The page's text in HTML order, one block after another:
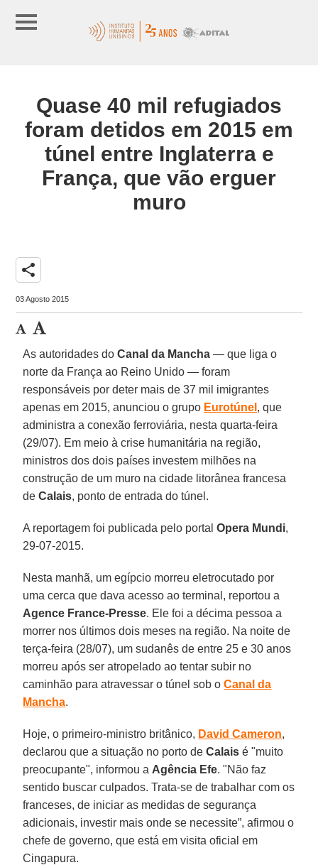
Quase 40 mil refugiados
foram detidos em 2015 em
túnel entre Inglaterra e
França, que vão erguer
muro
share
03 Agosto 2015
As autoridades doCanal da Mancha — que liga o
norte da França ao Reino Unido — foram
responsáveis por deter mais de 37 mil imigrantes
apenas em 2015, anunciou o grupo Eurotúnel , que
administra a conexão ferroviária, nesta quarta-feira
(29/07). Em meio à crise humanitária na região,
ministros dos dois países investem milhões na
construção de um muro na cidade litorânea francesa
deCalais, ponto de entrada do túnel.
A reportagem foi publicada pelo portalOpera Mundi,
29-07-2015.
Nesta manhã, um egípcio morreu eletrocutado por
uma cerca que dava acesso ao terminal, reportou a
Agence France-Presse. Ele foi a décima pessoa a
morrer nos últimos dois meses na região. Na noite de
terça-feira (28/07), um sudanês de entre 25 e 30 anos
morreu após ser atropelado ao tentar subir no
caminhão para atravessar o túnel sob oCanal da
Mancha.
Hoje, o primeiro-ministro britânico, David Cameron,
declarou que a situação no porto de Calais é "muito
preocupante", informou a Agência Efe. "Não faz
sentido buscar culpados. Trata-se de trabalhar com os
franceses, de iniciar as medidas de segurança
adicionais, investir mais onde se necessite”, afirmou o
chefe de governo, que está em visita oficial em
Cingapura.